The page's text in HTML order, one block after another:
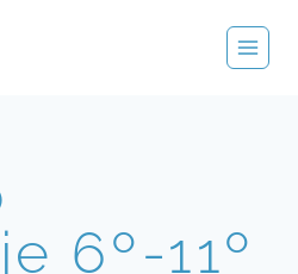
6º-11º